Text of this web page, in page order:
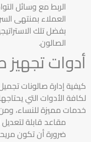
الربط مع وسائل
العملاءبمنتهى
بفضل تلك
الصالون.
أدوات
كيفية إدارة صالونات
لكافة الأدوات التي
خدمات مميزة للنساء،
مقاعد قابلة
ضرورة أن تكون